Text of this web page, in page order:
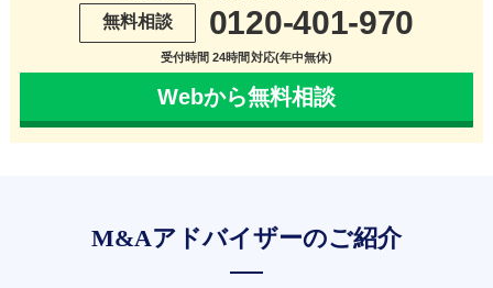
無料相談
0120-401-970
受付時間 24時間対応(年中無休)
Webから無料相談
M&Aアドバイザーのご紹介